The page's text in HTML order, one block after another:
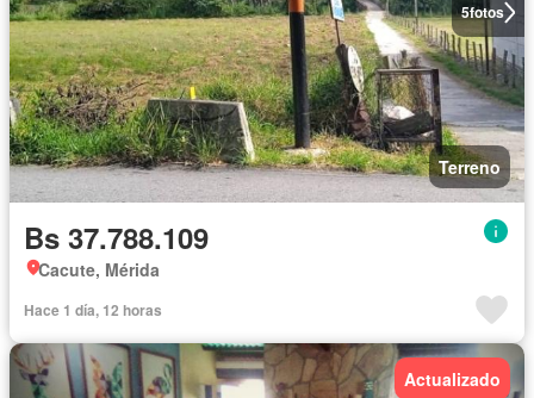
5fotos
Terreno
Bs 37.788.109
Cacute, Mérida
Hace 1 día, 12 horas
Actualizado